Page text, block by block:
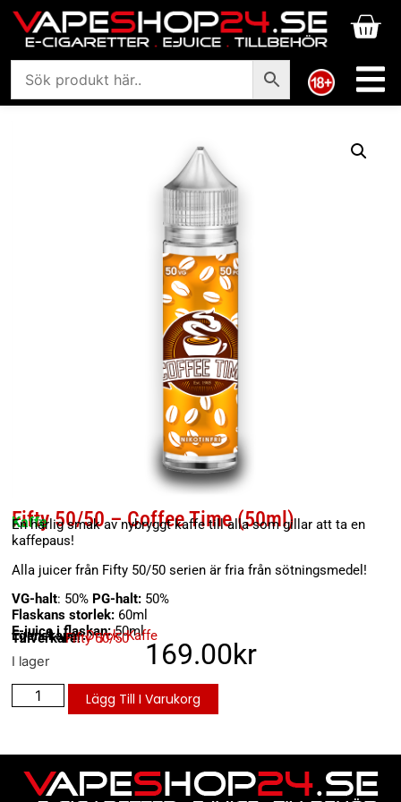
Fifty 50/50 – Coffee Time (50ml)
Kaffe
En härlig smak av nybryggt kaffe till alla som gillar att ta en
kaffepaus!
Alla juicer från Fifty 50/50 serien är fria från sötningsmedel!
VG-halt: 50% PG-halt: 50%
Flaskans storlek: 60ml
E-juice i flaskan:50ml
Egenskaper:Dryck,Kaffe
Tillverkare:Fifty 50/50 169.00kr
I lager
Lägg Till I Varukorg